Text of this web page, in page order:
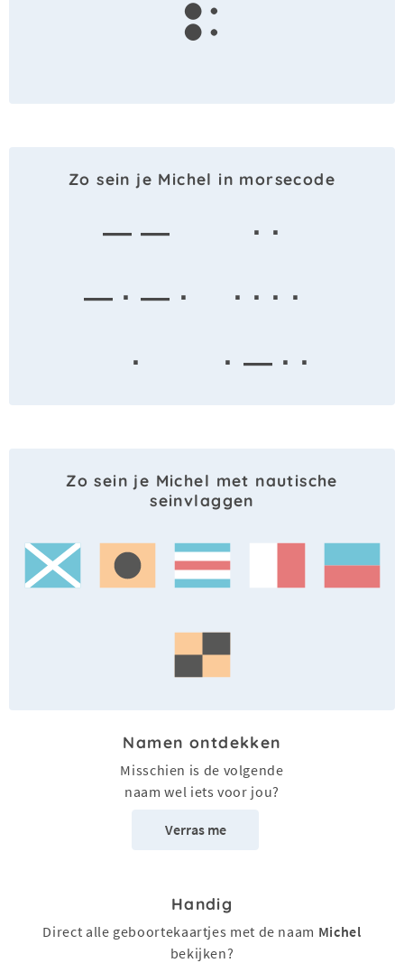
Zo sein je Michel in morsecode
— —
· ·
— · — ·
· · · ·
·
· — · ·
Zo sein je Michel met nautische
seinvlaggen
Namen ontdekken
Misschien is de volgende
naam wel iets voor jou?
Verras me
Handig
Direct alle geboortekaartjes met de naam Michel
bekijken?